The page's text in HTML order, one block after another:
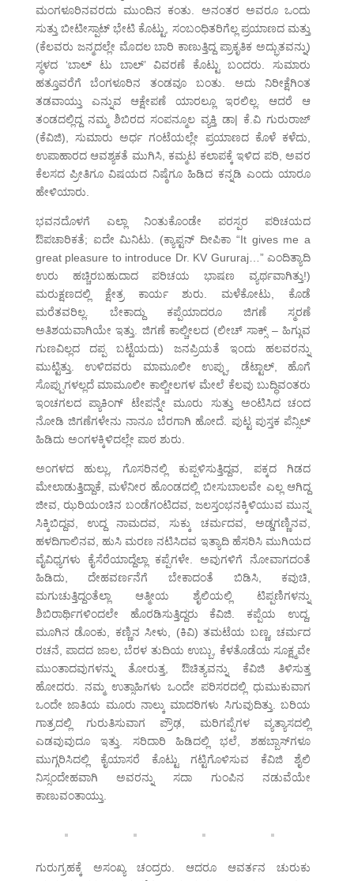
ಮಂಗಳೂರಿನವರದು ಮುಂದಿನ ಕಂತು. ಅನಂತರ ಅವರೂ ಒಂದು
ಸುತ್ತು ಬೀಟೀಸ್ಪಾಟ್ ಭೇಟಿ ಕೊಟ್ಟು, ಸಂಬಂಧಿತರಿಗೆಲ್ಲ ಪ್ರಯಾಣದ ಮತ್ತು
(ಕೆಲವರು ಜನ್ಮದಲ್ಲೇ ಮೊದಲ ಬಾರಿ ಕಾಣುತ್ತಿದ್ದ ಪ್ರಾಕೃತಿಕ ಅದ್ಭುತವನ್ನು)
ಸ್ಥಳದ ‘ಬಾಲ್ ಟು ಬಾಲ್’ ವಿವರಣೆ ಕೊಟ್ಟು ಬಂದರು. ಸುಮಾರು
ಹತ್ತೂವರೆಗೆ ಬೆಂಗಳೂರಿನ ತಂಡವೂ ಬಂತು. ಅದು ನಿರೀಕ್ಷೆಗಿಂತ
ತಡವಾಯ್ತು ಎನ್ನುವ ಆಕ್ಷೇಪಣೆ ಯಾರಲ್ಲೂ ಇರಲಿಲ್ಲ. ಆದರೆ ಆ
ತಂಡದಲ್ಲಿದ್ದ ನಮ್ಮ ಶಿಬಿರದ ಸಂಪನ್ಮೂಲ ವ್ಯಕ್ತಿ ಡಾ| ಕೆ.ವಿ ಗುರುರಾಜ್
(ಕೆವಿಜಿ), ಸುಮಾರು ಅರ್ಧ ಗಂಟೆಯಲ್ಲೇ ಪ್ರಯಾಣದ ಕೊಳೆ ಕಳೆದು,
ಉಪಾಹಾರದ ಆವಶ್ಯಕತೆ ಮುಗಿಸಿ, ಕಮ್ಮಟ ಕಲಾಪಕ್ಕೆ ಇಳಿದ ಪರಿ, ಅವರ
ಕೆಲಸದ ಪ್ರೀತಿಗೂ ವಿಷಯದ ನಿಷ್ಠೆಗೂ ಹಿಡಿದ ಕನ್ನಡಿ ಎಂದು ಯಾರೂ
ಹೇಳಿಯಾರು.
ಭವನದೊಳಗೆ ಎಲ್ಲಾ ನಿಂತುಕೊಂಡೇ ಪರಸ್ಪರ ಪರಿಚಯದ
ಔಪಚಾರಿಕತೆ; ಐದೇ ಮಿನಿಟು. (ಕ್ಯಾಪ್ಟನ್ ದೀಪಿಕಾ “It gives me a
great pleasure to introduce Dr. KV Gururaj…” ಎಂದಿತ್ಯಾದಿ
ಉರು ಹಚ್ಚಿರಬಹುದಾದ ಪರಿಚಯ ಭಾಷಣ ವ್ಯರ್ಥವಾಗಿತ್ತು!)
ಮರುಕ್ಷಣದಲ್ಲಿ ಕ್ಷೇತ್ರ ಕಾರ್ಯ ಶುರು. ಮಳೆಕೋಟು, ಕೊಡೆ
ಮರೆತವರಿಲ್ಲ. ಬೇಕಾದ್ದು ಕಪ್ಪೆಯಾದರೂ ಜಿಗಣೆ ಸ್ಮರಣೆ
ಅತಿಶಯವಾಗಿಯೇ ಇತ್ತು. ಜಿಗಣೆ ಕಾಲ್ಚೀಲದ (ಲೀಚ್ ಸಾಕ್ಸ್ – ಹಿಗ್ಗುವ
ಗುಣವಿಲ್ಲದ ದಪ್ಪ ಬಟ್ಟೆಯದು) ಜನಪ್ರಿಯತೆ ಇಂದು ಹಲವರನ್ನು
ಮುಟ್ಟಿತ್ತು. ಉಳಿದವರು ಮಾಮೂಲೀ ಉಪ್ಪು, ಡೆಟ್ಟಾಲ್, ಹೊಗೆ
ಸೊಪ್ಪುಗಳಲ್ಲದೆ ಮಾಮೂಲೀ ಕಾಲ್ಚೀಲಗಳ ಮೇಲೆ ಕೆಲವು ಬುದ್ಧಿವಂತರು
ಇಂಚಗಲದ ಪ್ಯಾಕಿಂಗ್ ಟೇಪನ್ನೇ ಮೂರು ಸುತ್ತು ಅಂಟಿಸಿದ ಚಂದ
ನೋಡಿ ಜಿಗಣೆಗಳೇನು ನಾನೂ ಬೆರಗಾಗಿ ಹೋದೆ. ಪುಟ್ಟ ಪುಸ್ತಕ ಪೆನ್ಸಿಲ್
ಹಿಡಿದು ಅಂಗಳಕ್ಕಿಳಿದಲ್ಲೇ ಪಾಠ ಶುರು.
ಅಂಗಳದ ಹುಲ್ಲು, ಗೊಸರಿನಲ್ಲಿ ಕುಪ್ಪಳಿಸುತ್ತಿದ್ದವ, ಪಕ್ಕದ ಗಿಡದ
ಮೇಲಾಡುತ್ತಿದ್ದಾಕೆ, ಮಳೆನೀರ ಹೊಂಡದಲ್ಲಿ ಬೀಸುಬಾಲವೇ ಎಲ್ಲ ಆಗಿದ್ದ
ಜೀವ, ಝರಿಯಂಚಿನ ಬಂಡೆಗಂಟಿದವ, ಜಲಸ್ತಂಭನಕ್ಕಿಳಿಯುವ ಮುನ್ನ
ಸಿಕ್ಕಿಬಿದ್ದವ, ಉದ್ದ ನಾಮದವ, ಸುಕ್ಕು ಚರ್ಮದವ, ಅಡ್ಡಗಣ್ಣಿನವ,
ಹಳದಿಗಾಲಿನವ, ಹುಸಿ ಮರಣ ನಟಿಸಿದವ ಇತ್ಯಾದಿ ಹೆಸರಿಸಿ ಮುಗಿಯದ
ವೈವಿಧ್ಯಗಳು ಕೈಸೆರೆಯಾದ್ದೆಲ್ಲಾ ಕಪ್ಪೆಗಳೇ. ಅವುಗಳಿಗೆ ನೋವಾಗದಂತೆ
ಹಿಡಿದು, ದೇಹವರ್ಣನೆಗೆ ಬೇಕಾದಂತೆ ಬಿಡಿಸಿ, ಕವುಚಿ,
ಮಗುಚುತ್ತಿದ್ದಂತೆಲ್ಲಾ ಆತ್ಮೀಯ ಶೈಲಿಯಲ್ಲಿ ಟಿಪ್ಪಣಿಗಳನ್ನು
ಶಿಬಿರಾರ್ಥಿಗಳಿಂದಲೇ ಹೊರಡಿಸುತ್ತಿದ್ದರು ಕೆವಿಜಿ. ಕಪ್ಪೆಯ ಉದ್ದ,
ಮೂಗಿನ ಡೊಂಕು, ಕಣ್ಣಿನ ಸೀಳು, (ಕಿವಿ) ತಮಟೆಯ ಬಣ್ಣ, ಚರ್ಮದ
ರಚನೆ, ಪಾದದ ಜಾಲ, ಬೆರಳ ತುದಿಯ ಉಬ್ಬು, ಕೆಳತೊಡೆಯ ಸೂಕ್ಷ್ಮವೇ
ಮುಂತಾದವುಗಳನ್ನು ತೋರುತ್ತ, ಔಚಿತ್ಯವನ್ನು ಕೆವಿಜಿ ತಿಳಿಸುತ್ತ
ಹೋದರು. ನಮ್ಮ ಉತ್ಸಾಹಿಗಳು ಒಂದೇ ಪರಿಸರದಲ್ಲಿ ಧುಮುಕುವಾಗ
ಒಂದೇ ಜಾತಿಯ ಮೂರು ನಾಲ್ಕು ಮಾದರಿಗಳು ಸಿಗುವುದಿತ್ತು. ಬರಿಯ
ಗಾತ್ರದಲ್ಲಿ ಗುರುತಿಸುವಾಗ ಪ್ರೌಢ, ಮರಿಗಪ್ಪೆಗಳ ವ್ಯತ್ಯಾಸದಲ್ಲಿ
ಎಡವುವುದೂ ಇತ್ತು. ಸರಿದಾರಿ ಹಿಡಿದಲ್ಲಿ ಭಲೆ, ಶಹಬ್ಬಾಸ್‌ಗಳೂ
ಮುಗ್ಗರಿಸಿದಲ್ಲಿ ಕೈಯಾಸರೆ ಕೊಟ್ಟು ಗಟ್ಟಿಗೊಳಿಸುವ ಕೆವಿಜಿ ಶೈಲಿ
ನಿಸ್ಸಂದೇಹವಾಗಿ ಅವರನ್ನು ಸದಾ ಗುಂಪಿನ ನಡುವೆಯೇ
ಕಾಣುವಂತಾಯ್ತು.
ಗುರುಗ್ರಹಕ್ಕೆ ಅಸಂಖ್ಯ ಚಂದ್ರರು. ಆದರೂ ಆವರ್ತನ ಚುರುಕು